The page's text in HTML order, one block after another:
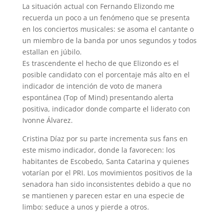
La situación actual con Fernando Elizondo me
recuerda un poco a un fenómeno que se presenta
en los conciertos musicales: se asoma el cantante o
un miembro de la banda por unos segundos y todos
estallan en júbilo.
Es trascendente el hecho de que Elizondo es el
posible candidato con el porcentaje más alto en el
indicador de intención de voto de manera
espontánea (Top of Mind) presentando alerta
positiva, indicador donde comparte el liderato con
Ivonne Álvarez.
Cristina Díaz por su parte incrementa sus fans en
este mismo indicador, donde la favorecen: los
habitantes de Escobedo, Santa Catarina y quienes
votarían por el PRI. Los movimientos positivos de la
senadora han sido inconsistentes debido a que no
se mantienen y parecen estar en una especie de
limbo: seduce a unos y pierde a otros.